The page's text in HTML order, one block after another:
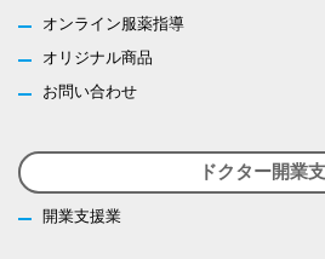
オンライン服薬指導
オリジナル商品
お問い合わせ
ドクター開業
開業支援業